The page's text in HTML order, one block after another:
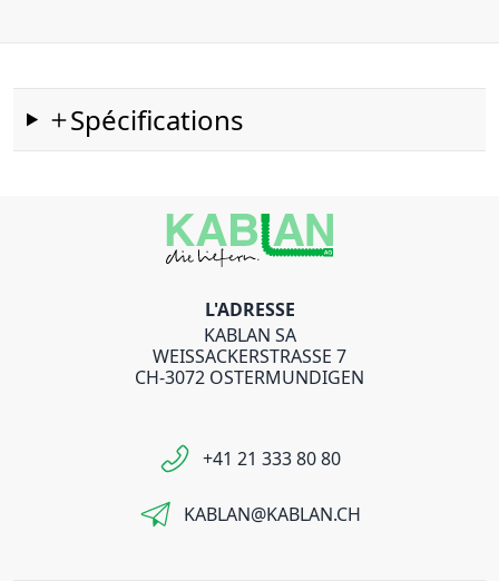
Spécifications
L'ADRESSE
KABLAN SA
WEISSACKERSTRASSE 7
CH-3072 OSTERMUNDIGEN
+41 21 333 80 80
KABLAN@KABLAN.CH